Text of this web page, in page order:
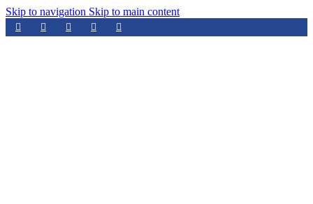
Skip to navigation Skip to main content